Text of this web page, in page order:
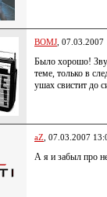
BOMJ ,
Было хорошо!
теме, только в
ушах свистит до
aZ , 07.03.2007
А я и забыл про